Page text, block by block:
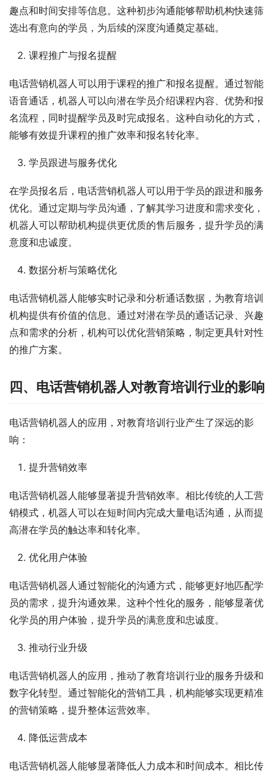
趣点和时间安排等信息。这种初步沟通能够帮助机构快速筛
选出有意向的学员，为后续的深度沟通奠定基础。
课程推广与报名提醒
电话营销机器人可以用于课程的推广和报名提醒。通过智能
语音通话，机器人可以向潜在学员介绍课程内容、优势和报
名流程，同时提醒学员及时完成报名。这种自动化的方式，
能够有效提升课程的推广效率和报名转化率。
学员跟进与服务优化
在学员报名后，电话营销机器人可以用于学员的跟进和服务
优化。通过定期与学员沟通，了解其学习进度和需求变化，
机器人可以帮助机构提供更优质的售后服务，提升学员的满
意度和忠诚度。
数据分析与策略优化
电话营销机器人能够实时记录和分析通话数据，为教育培训
机构提供有价值的信息。通过对潜在学员的通话记录、兴趣
点和需求的分析，机构可以优化营销策略，制定更具针对性
的推广方案。
四、电话营销机器人对教育培训行业的影响
电话营销机器人的应用，对教育培训行业产生了深远的影
响：
提升营销效率
电话营销机器人能够显著提升营销效率。相比传统的人工营
销模式，机器人可以在短时间内完成大量电话沟通，从而提
高潜在学员的触达率和转化率。
优化用户体验
电话营销机器人通过智能化的沟通方式，能够更好地匹配学
员的需求，提升沟通效果。这种个性化的服务，能够显著优
化学员的用户体验，提升学员的满意度和忠诚度。
推动行业升级
电话营销机器人的应用，推动了教育培训行业的服务升级和
数字化转型。通过智能化的营销工具，机构能够实现更精准
的营销策略，提升整体运营效率。
降低运营成本
电话营销机器人能够显著降低人力成本和时间成本。相比传